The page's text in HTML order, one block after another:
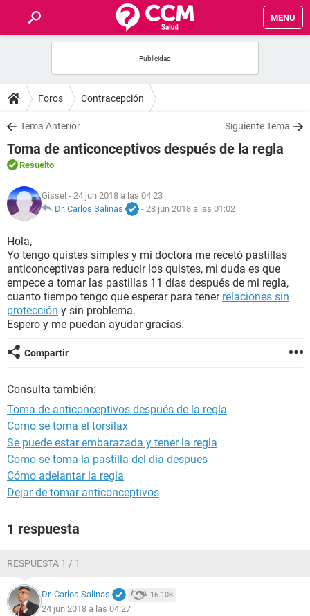
MENU
FOROS
SALUD
FAMILIA
NUTRICIÓN
SEXUALIDAD
GLOSARIO
Foros Contracepción
Tema Anterior Siguiente Tema
Toma de anticonceptivos después de la regla
Resuelto
Gissel - 24 jun 2018 a las 04:23
Dr. Carlos Salinas
- 28 jun 2018 a las 01:02
Hola,
Yo tengo quistes simples y mi doctora me recetó pastillas
anticonceptivas para reducir los quistes, mi duda es que
empece a tomar las pastillas 11 días después de mi regla,
cuanto tiempo tengo que esperar para tener relaciones sin
protección y sin problema.
Espero y me puedan ayudar gracias.
Compartir
Consulta también:
Toma de anticonceptivos después de la regla
Como se toma el torsilax
Se puede estar embarazada y tener la regla
Como se toma la pastilla del dia despues
Cómo adelantar la regla
Dejar de tomar anticonceptivos
1 respuesta
RESPUESTA 1 / 1
Dr. Carlos Salinas 16.108
24 jun 2018 a las 04:27